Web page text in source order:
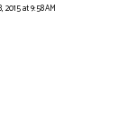
2015 at 9:58 AM